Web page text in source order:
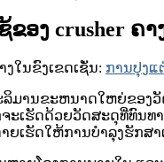
ອງ crusher ຄາ
ງໃນຂົງເຂດເຊັ່ນ: ການປຸງແ
ມານຂະຫນາດໃຫຍ່ຂອງວັ
ະເຮັດດ້ວຍວັດສະດຸທີ່ທົນ
ຍເຮັດໃຫ້ການບໍາລຸງຮັກສ